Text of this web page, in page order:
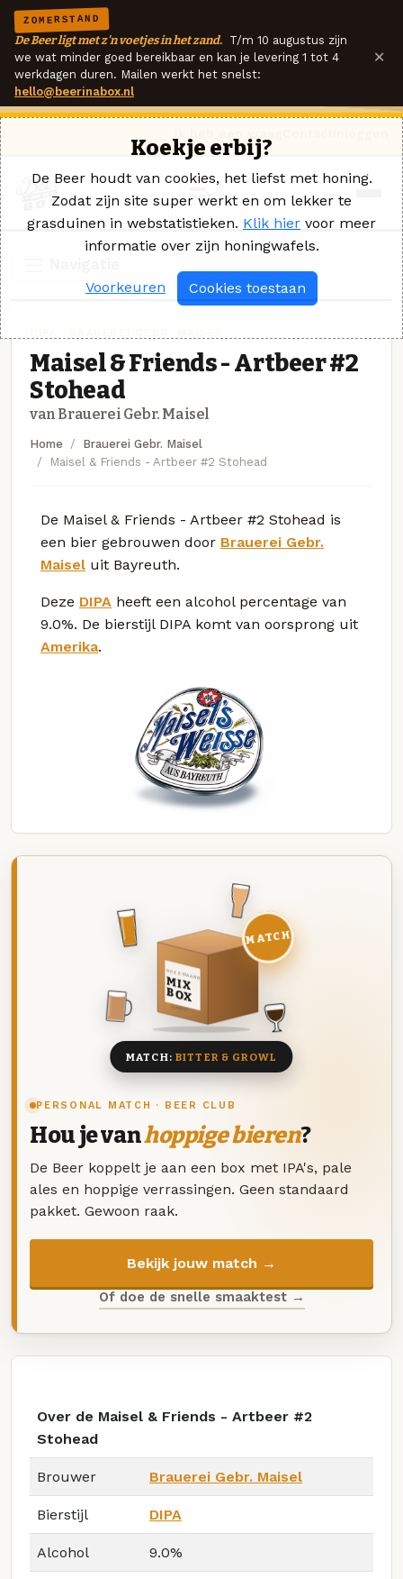
ZOMERSTAND
De Beer ligt met z'n voetjes in het zand. T/m 10 augustus zijn
we wat minder goed bereikbaar en kan je levering 1 tot 4
werkdagen duren. Mailen werkt het snelst:
hello@beerinabox.nl
×
Maisel & Friends - Artbeer #2
Stohead
van Brauerei Gebr. Maisel
Home
Brauerei Gebr. Maisel
Maisel & Friends - Artbeer #2 Stohead
De Maisel & Friends - Artbeer #2 Stohead is
een bier gebrouwen door Brauerei Gebr.
Maisel uit Bayreuth.
Deze DIPA heeft een alcohol percentage van
9.0%. De bierstijl DIPA komt van oorsprong uit
Amerika.
PERSONAL MATCH · BEER CLUB
Hou je vanhoppige bieren?
De Beer koppelt je aan een box met IPA's, pale
ales en hoppige verrassingen. Geen standaard
pakket. Gewoon raak.
Bekijk jouw match →
Of doe de snelle smaaktest →
DEZE MAAND
MIX
BOX
8 BIEREN
MATCH
MATCH: BITTER & GROWL
Over de Maisel & Friends - Artbeer #2
Stohead
Brouwer Brauerei Gebr. Maisel
Bierstijl DIPA
Alcohol 9.0%
Koekje erbij?
De Beer houdt van cookies, het liefst met honing.
Zodat zijn site super werkt en om lekker te
grasduinen in webstatistieken. Klik hier voor meer
informatie over zijn honingwafels.
Voorkeuren Cookies toestaan